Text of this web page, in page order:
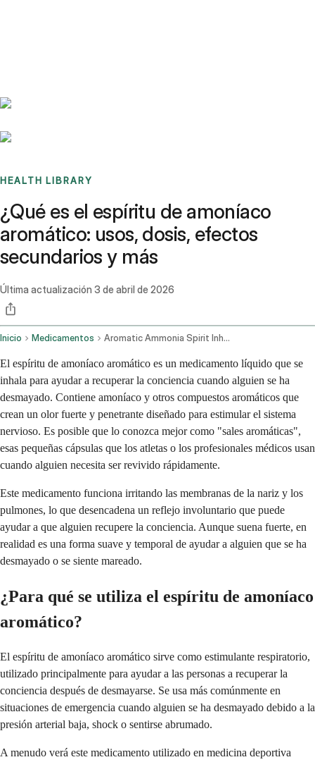
HEALTH LIBRARY
¿Qué es el espíritu de amoníaco
aromático: usos, dosis, efectos
secundarios y más
Última actualización 3 de abril de 2026
Inicio Medicamentos Aromatic Ammonia Spirit Inhalation Route
El espíritu de amoníaco aromático es un medicamento líquido que se
inhala para ayudar a recuperar la conciencia cuando alguien se ha
desmayado. Contiene amoníaco y otros compuestos aromáticos que
crean un olor fuerte y penetrante diseñado para estimular el sistema
nervioso. Es posible que lo conozca mejor como "sales aromáticas",
esas pequeñas cápsulas que los atletas o los profesionales médicos usan
cuando alguien necesita ser revivido rápidamente.
Este medicamento funciona irritando las membranas de la nariz y los
pulmones, lo que desencadena un reflejo involuntario que puede
ayudar a que alguien recupere la conciencia. Aunque suena fuerte, en
realidad es una forma suave y temporal de ayudar a alguien que se ha
desmayado o se siente mareado.
¿Para qué se utiliza el espíritu de amoníaco
aromático?
El espíritu de amoníaco aromático sirve como estimulante respiratorio,
utilizado principalmente para ayudar a las personas a recuperar la
conciencia después de desmayarse. Se usa más comúnmente en
situaciones de emergencia cuando alguien se ha desmayado debido a la
presión arterial baja, shock o sentirse abrumado.
A menudo verá este medicamento utilizado en medicina deportiva